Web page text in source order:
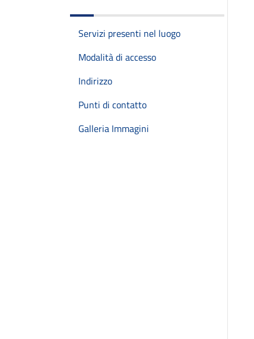
Servizi presenti nel luogo
Modalità di accesso
Indirizzo
Punti di contatto
Galleria Immagini